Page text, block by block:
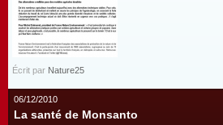
Écrit par Nature25
06/12/2010
La santé de Monsanto